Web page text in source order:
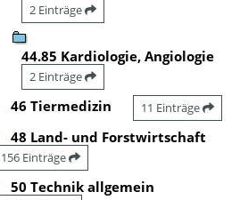
2 Einträge
44.85 Kardiologie, Angiologie
2 Einträge
46 Tiermedizin 11 Einträge
48 Land- und Forstwirtschaft
156 Einträge
50 Technik allgemein